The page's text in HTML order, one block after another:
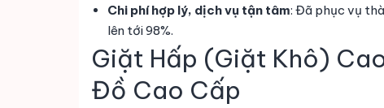
Chi phí hợp lý, dịch vụ tận tâm: Đã phục vụ
lên tới 98%.
Giặt Hấp (Giặt Khô)
Đồ Cao Cấp